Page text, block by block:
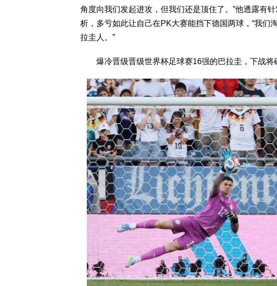
角度向我们发起进攻，但我们还是顶住了。”他透露有
析，多亏如此让自己在PK大赛能挡下德国两球，“我们
拉圭人。”
爆冷晋级晋级世界杯足球赛16强的巴拉圭，下战将